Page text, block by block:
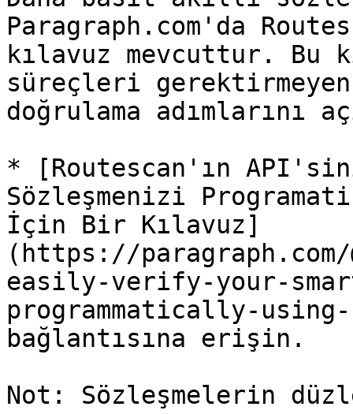
Paragraph.com'da
kılavuz mevcuttur. Bu
süreçleri
doğrulama adımlarını
* [Routescan'ın
Sözleşmenizi
İçin Bir Kılavuz]
(https://
easily-verify-your-
programmatically-
bağlantısına erişin.
Not: Sözleşmelerin